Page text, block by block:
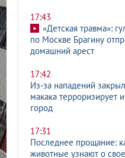
17:43
«Детская травма»:
по Москве Брагину
домашний арест
17:42
Из‑за нападений
макака терроризирует
город
17:31
Последнее прощание:
животные узнают о